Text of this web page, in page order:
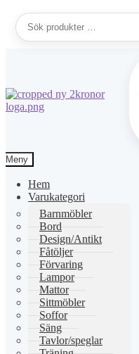
Sök
efter:
Hoppa
Hoppa
Meny
Hem
Varukategori
Barnmöbler
Bord
Design/Antikt
Fåtöljer
Förvaring
Lampor
Mattor
Sittmöbler
Soffor
Säng
Tavlor/speglar